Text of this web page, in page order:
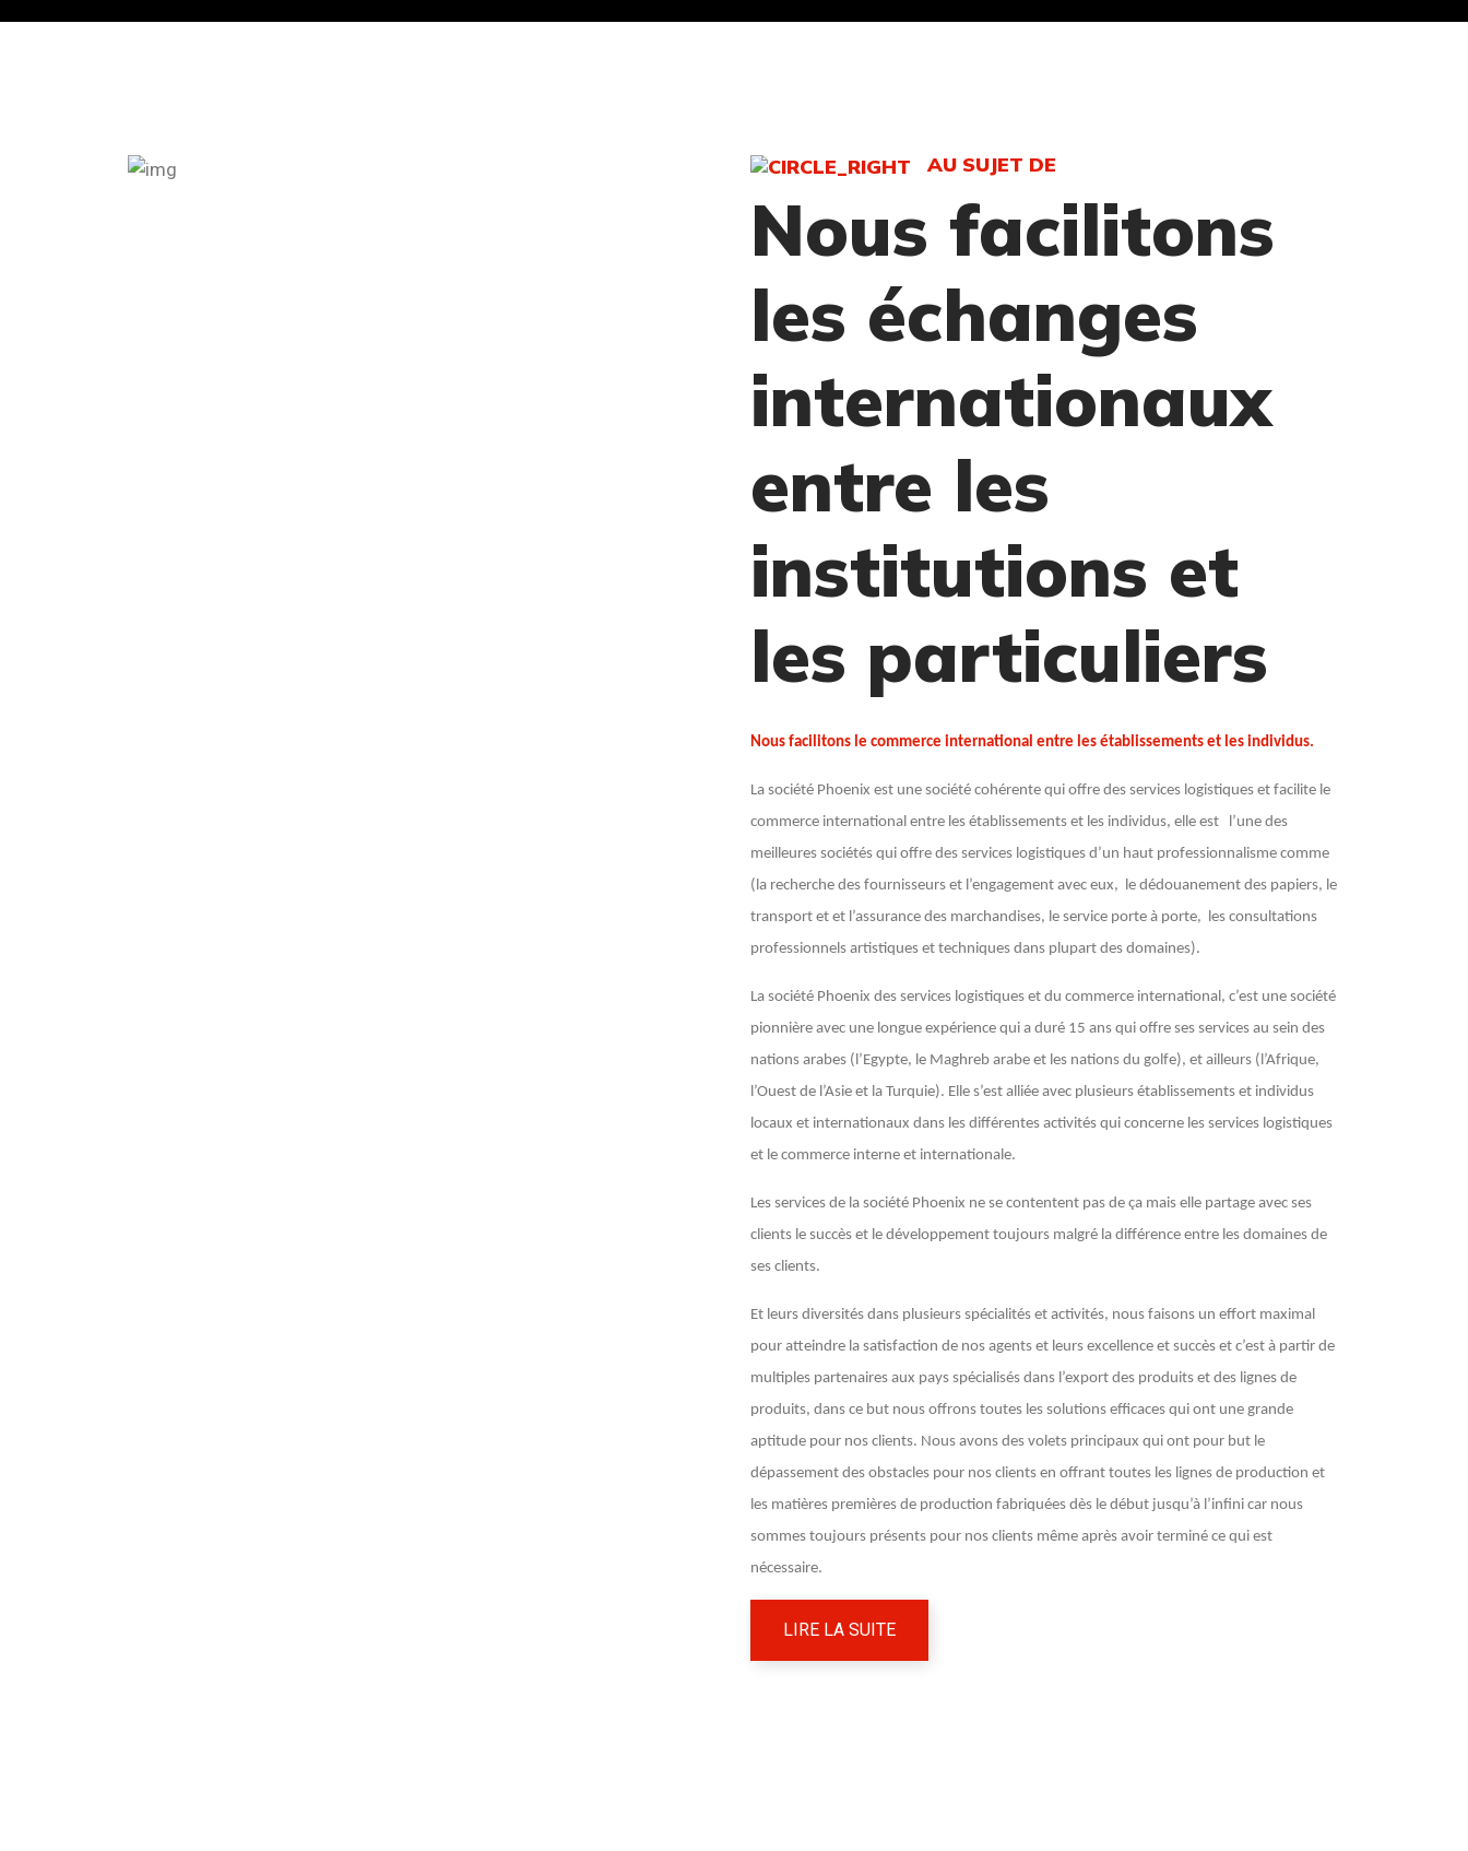
AU SUJET DE
Nous facilitons
les échanges
internationaux
entre les
institutions et
les particuliers
Nous facilitons le commerce international entre les établissements et les individus.
La société Phoenix est une société cohérente qui offre des services logistiques et facilite le
commerce international entre les établissements et les individus, elle est l’une des
meilleures sociétés qui offre des services logistiques d’un haut professionnalisme comme
(la recherche des fournisseurs et l’engagement avec eux, le dédouanement des papiers, le
transport et et l’assurance des marchandises, le service porte à porte, les consultations
professionnels artistiques et techniques dans plupart des domaines).
La société Phoenix des services logistiques et du commerce international, c’est une société
pionnière avec une longue expérience qui a duré 15 ans qui offre ses services au sein des
nations arabes (l’Egypte, le Maghreb arabe et les nations du golfe), et ailleurs (l’Afrique,
l’Ouest de l’Asie et la Turquie). Elle s’est alliée avec plusieurs établissements et individus
locaux et internationaux dans les différentes activités qui concerne les services logistiques
et le commerce interne et internationale.
Les services de la société Phoenix ne se contentent pas de ça mais elle partage avec ses
clients le succès et le développement toujours malgré la différence entre les domaines de
ses clients.
Et leurs diversités dans plusieurs spécialités et activités, nous faisons un effort maximal
pour atteindre la satisfaction de nos agents et leurs excellence et succès et c’est à partir de
multiples partenaires aux pays spécialisés dans l’export des produits et des lignes de
produits, dans ce but nous offrons toutes les solutions efficaces qui ont une grande
aptitude pour nos clients. Nous avons des volets principaux qui ont pour but le
dépassement des obstacles pour nos clients en offrant toutes les lignes de production et
les matières premières de production fabriquées dès le début jusqu’à l’infini car nous
sommes toujours présents pour nos clients même après avoir terminé ce qui est
nécessaire.
LIRE LA SUITE